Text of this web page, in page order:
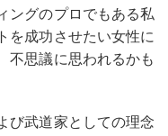
ングのプロでもある私
を成功させたい女性に
不思議に思われるかも
び武道家としての理念